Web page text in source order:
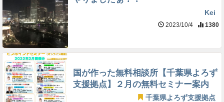
Kei
2023/10/4 1380
国が作った無料相談所【千葉県よろず
支援拠点】２月の無料セミナー案内
千葉県よろず支援拠点